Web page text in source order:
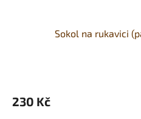
Sokol na rukavici
230 Kč